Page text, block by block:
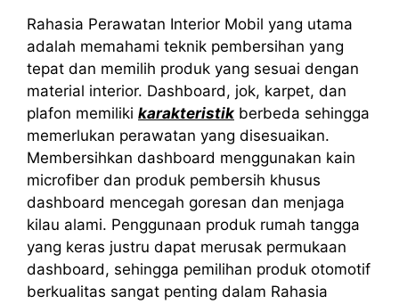
Rahasia Perawatan Interior Mobil yang utama
adalah memahami teknik pembersihan yang
tepat dan memilih produk yang sesuai dengan
material interior. Dashboard, jok, karpet, dan
plafon memiliki karakteristik berbeda sehingga
memerlukan perawatan yang disesuaikan.
Membersihkan dashboard menggunakan kain
microfiber dan produk pembersih khusus
dashboard mencegah goresan dan menjaga
kilau alami. Penggunaan produk rumah tangga
yang keras justru dapat merusak permukaan
dashboard, sehingga pemilihan produk otomotif
berkualitas sangat penting dalam Rahasia